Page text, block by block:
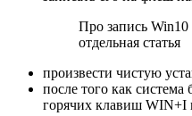
Про запись
отдельная статья
произвести чистую
после того как
горячих клавиш WIN+I